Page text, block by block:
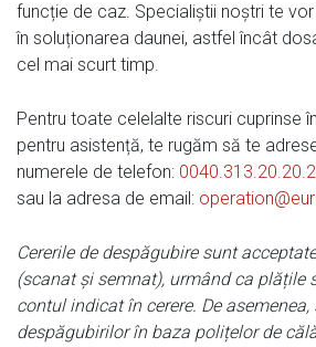
funcție de caz. Specialiștii noștri te
în soluționarea daunei, astfel încât
cel mai scurt timp.
Pentru toate celelalte riscuri cuprinse
pentru asistență, te rugăm să te
numerele de telefon:
sau la adresa de email:
Cererile de despăgubire sunt
(scanat și semnat), urmând ca plățile
contul indicat în cerere. De
despăgubirilor în baza polițelor de